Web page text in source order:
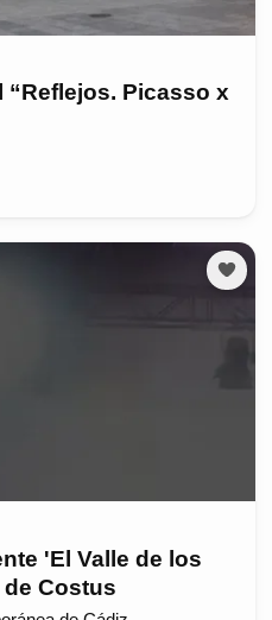
Picasso x
'El Valle de los
de Costus